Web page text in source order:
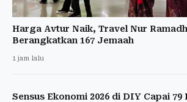
Harga Avtur Naik, Travel Nur
Berangkatkan 167 Jemaah
1 jam lalu
Sensus Ekonomi 2026 di DIY Capai 79